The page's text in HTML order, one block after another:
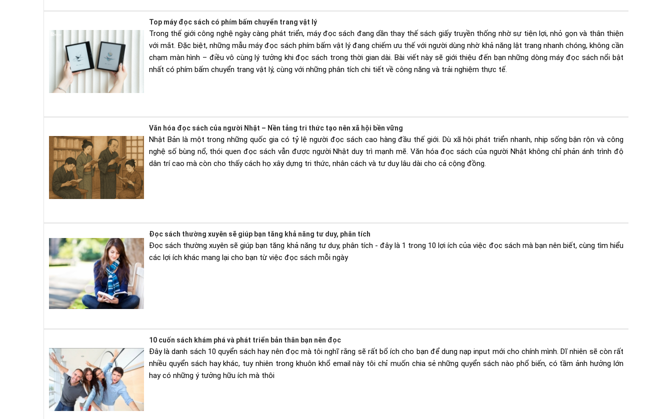
Top máy đọc sách có phím bấm chuyển trang vật lý
Trong thế giới công nghệ ngày càng phát triển, máy đọc sách đang dần thay thế sách giấy truyền thống nhờ sự tiện lợi, nhỏ gọn và thân thiện
với mắt. Đặc biệt, những mẫu máy đọc sách phím bấm vật lý đang chiếm ưu thế với người dùng nhờ khả năng lật trang nhanh chóng, không cần
chạm màn hình – điều vô cùng lý tưởng khi đọc sách trong thời gian dài. Bài viết này sẽ giới thiệu đến bạn những dòng máy đọc sách nổi bật
nhất có phím bấm chuyển trang vật lý, cùng với những phân tích chi tiết về công năng và trải nghiệm thực tế.
Văn hóa đọc sách của người Nhật – Nền tảng tri thức tạo nên xã hội bền vững
Nhật Bản là một trong những quốc gia có tỷ lệ người đọc sách cao hàng đầu thế giới. Dù xã hội phát triển nhanh, nhịp sống bận rộn và công
nghệ số bùng nổ, thói quen đọc sách vẫn được người Nhật duy trì mạnh mẽ. Văn hóa đọc sách của người Nhật không chỉ phản ánh trình độ
dân trí cao mà còn cho thấy cách họ xây dựng tri thức, nhân cách và tư duy lâu dài cho cả cộng đồng.
Đọc sách thường xuyên sẽ giúp bạn tăng khả năng tư duy, phân tích
Đọc sách thường xuyên sẽ giúp bạn tăng khả năng tư duy, phân tích - đây là 1 trong 10 lợi ích của việc đọc sách mà bạn nên biết, cùng tìm hiểu
các lợi ích khác mang lại cho bạn từ việc đọc sách mỗi ngày
10 cuốn sách khám phá và phát triển bản thân bạn nên đọc
Đây là danh sách 10 quyển sách hay nên đọc mà tôi nghĩ rằng sẽ rất bổ ích cho bạn để dung nạp input mới cho chính mình. Dĩ nhiên sẽ còn rất
nhiều quyển sách hay khác, tuy nhiên trong khuôn khổ email này tôi chỉ muốn chia sẻ những quyển sách nào phổ biến, có tầm ảnh hưởng lớn
hay có những ý tưởng hữu ích mà thôi